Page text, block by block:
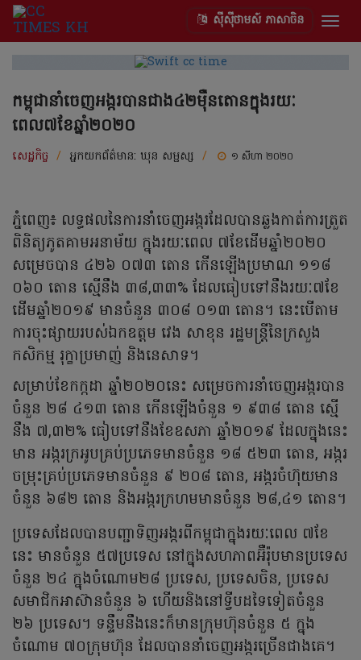
ស៊ីស៊ីថាមស៍ ភាសាចិន
កម្ពុជានាំចេញអង្ករបានជាង៤២ម៉ឺនតោនក្នុងរយៈ
ពេល៧ខែឆ្នាំ២០២០
សេដ្ឋកិច្ច / អ្នកយកព័ត៌មាន: ឃុន សម្ផស្ស / ១ សីហា ២០២០
ភ្នំពេញ៖ លទ្ធផលនៃការនាំចេញអង្ករដែលបានឆ្លងកាត់ការត្រួត
ពិនិត្យភូតគាមអនាម័យ ក្នុងរយៈពេល ៧ខែដើមឆ្នាំ២០២០
សម្រេចបាន ៤២៦ ០៧៣ តោន កើនឡើងប្រមាណ ១១៨
០៦០ តោន ស្មើនឹង ៣៨,៣៣% ដែលធៀបទៅនឹងរយៈ៧ខែ
ដើមឆ្នាំ២០១៩ មានចំនួន ៣០៨ ០១៣ តោន។ នេះបើតាម
ការចុះផ្សាយរបស់ឯកឧត្តម វេង សាខុន រដ្ឋមន្រ្តីនៃក្រសួង
កសិកម្ម រុក្ខាប្រមាញ់ និងនេសាទ។
សម្រាប់ខែកក្កដា ឆ្នាំ២០២០នេះ សម្រេចការនាំចេញអង្ករបាន
ចំនួន ២៨ ៤១៣ តោន កើនឡើងចំនួន ១ ៩៣៨ តោន ស្មើ
នឹង ៧,៣២% ធៀបទៅនឹងខែឧសភា ឆ្នាំ២០១៩ ដែលក្នុងនេះ
មាន អង្ករក្រអូបគ្រប់ប្រភេទមានចំនួន ១៨ ៥២៣ តោន, អង្ករ
ចម្រុះគ្រប់ប្រភេទមានចំនួន ៩ ២០៨ តោន, អង្ករចំហ៊ុយមាន
ចំនួន ៦៨២ តោន និងអង្ករក្រហមមានចំនួន ២៨,៤១ តោន។
ប្រទេសដែលបានបញ្ជាទិញអង្ករពីកម្ពុជាក្នុងរយៈពេល ៧ខែ
នេះ មានចំនួន ៥៧ប្រទេស នៅក្នុងសហភាពអ៊ឺរ៉ុបមានប្រទេស
ចំនួន ២៤ ក្នុងចំណោម២៨ ប្រទេស, ប្រទេសចិន, ប្រទេស
សមាជិកអាស៊ានចំនួន ៦ ហើយនិងនៅទ្វីបដទៃទៀតចំនួន
២៦ ប្រទេស។ ទន្ទឹមនឹងនេះក៏មានក្រុមហ៊ុនចំនួន ៥ ក្នុង
ចំណោម ៧០ក្រុមហ៊ុន ដែលបាននាំចេញអង្ករច្រើនជាងគេ។